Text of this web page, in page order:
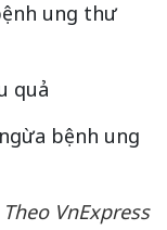
ung thư
quả
bệnh ung
Theo VnExpress